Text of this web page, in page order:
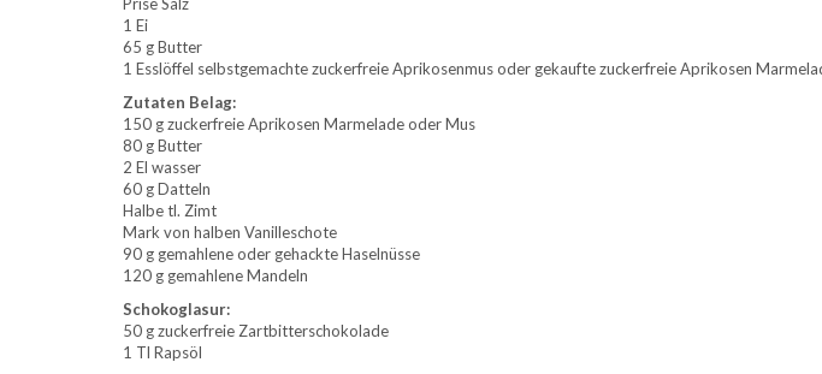
1 Ei
65 g Butter
1 Esslöffel selbstgemachte zuckerfreie Aprikosenmus oder gekaufte zuckerfreie Aprikosen
Zutaten Belag:
150 g zuckerfreie Aprikosen Marmelade oder Mus
80 g Butter
2 El wasser
60 g Datteln
Halbe tl. Zimt
Mark von halben Vanilleschote
90 g gemahlene oder gehackte Haselnüsse
120 g gemahlene Mandeln
Schokoglasur:
50 g zuckerfreie Zartbitterschokolade
1 Tl Rapsöl